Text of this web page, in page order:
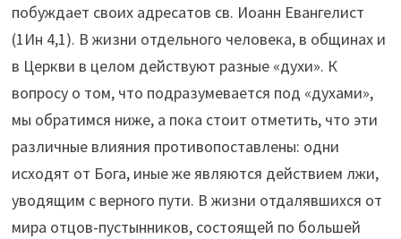
побуждает своих адресатов св. Иоанн Евангелист
(1Ин 4,1). В жизни отдельного человека, в общинах и
в Церкви в целом действуют разные «духи». К
вопросу о том, что подразумевается под «духами»,
мы обратимся ниже, а пока стоит отметить, что эти
различные влияния противопоставлены: одни
исходят от Бога, иные же являются действием лжи,
уводящим с верного пути. В жизни отдалявшихся от
мира отцов-пустынников, состоящей по большей